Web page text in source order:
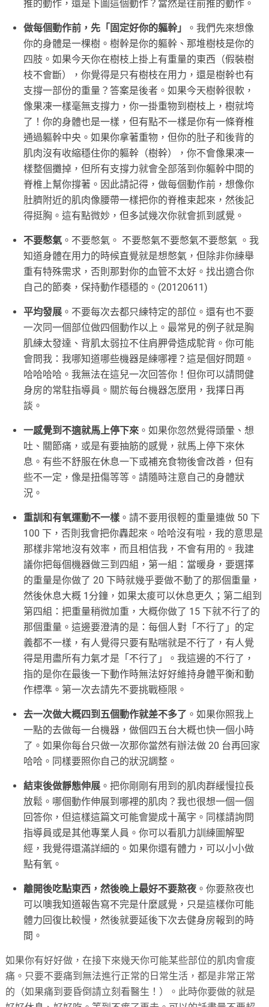
推的動作，還是下圖這個動作？當然是往前推的動作。
做每個動作前，先「固定好你的軀幹」
。我們先來想像
你的身體是一棵樹。樹幹是你的軀幹、那堆樹枝是你的
四肢。如果今天你在樹枝上掛上有重量的東西（假裝樹
枝不會斷），你覺得是只有樹枝在用力，還是樹幹也有
支撐一部份的重量？答案是後者。如果今天樹幹很軟，
像果凍一樣毫無支撐力，你一掛重物到樹枝上，樹就垮
了！你的身體也是一樣，但有點不一樣是你有一條脊椎
通過軀幹中央。如果你拿著重物，但你的肚子和後背的
肌肉沒有收縮穩住你的軀幹（樹幹），你不會像果凍一
樣整個攤掉，但所有支撐力就會全部落到你軀幹中間的
脊椎上幫你撐著。因此請記得，做每個動作前，想像你
肚臍附近的肌肉像腰帶一樣把你的脊椎束起來，然後記
得挺胸。這有點微妙，但多試幾次你就會抓到感覺。
不要憋氣 。不要憋氣。 不要憋氣不要憋氣不要憋氣 。我
知道身體在用力的時候直覺就是想憋氣，但除非你練舉
重有特殊需求，否則那對你的血管不太好。找出適合你
自己的節奏，保持動作穩穩的。(20120611)
平均發展 。不要每次去都只練特定的部位。還有也不要
一次同一個部位做四個動作以上。最常見的例子就是胸
肌練太發達、背肌太弱拉不住肩胛骨造成駝背。你可能
會問我：我哪知道哪些機器是練哪裡？這是個好問題。
哈哈哈哈。我無法在這兒一次回答你！但你可以請問健
身房的常駐指導員。關於每台機器怎麼用，我擇日再
談。
一感覺到不適就馬上停下來 。如果你忽然覺得頭暈、想
吐、關節痛，或是有要抽筋的感覺，就馬上停下來休
息。有些不舒服在休息一下或補充食物後會改善，但有
些不一定，像是扭傷等等。請隨時注意自己的身體狀
況。
重訓和有氧運動不一樣 。請不要用很輕的重量連做 50 下
100 下，否則我會把你轟起來。哈哈沒有啦，我的意思是
那樣非常地沒有效率，而且相信我，不會有用的。我建
議你把每個機器做三到四組，第一組：當暖身，要選擇
的重量是你做了 20 下時就幾乎要做不動了的那個重量，
然後休息大概 1分鐘，如果太痠可以休息更久；第二組到
第四組：把重量稍微加重，大概你做了 15 下就不行了的
那個重量。這邊要澄清的是：每個人對「不行了」的定
義都不一樣，有人覺得只要有點喘就是不行了，有人覺
得是用盡所有力氣才是「不行了」。我這邊的不行了，
指的是你在最後一下動作時無法好好維持身體平衡和動
作標準。第一次去請先不要挑戰極限。
去一次做大概四到五個動作就差不多了 。如果你照我上
一點的去做每一台機器，做個四五台大概也快一個小時
了。如果你每台只做一次那你當然有辦法做 20 台再回家
哈哈。同樣要照你自己的狀況調整。
結束後做靜態伸展 。把你剛剛有用到的肌肉群緩慢拉長
放鬆。哪個動作伸展到哪裡的肌肉？我也很想一個一個
回答你，但這樣這篇文可能會變成十萬字。同樣請詢問
指導員或是其他專業人員。你可以看肌力訓練圖解聖
經，我覺得還滿詳細的。如果你還有體力，可以小小做
點有氧。
離開後吃點東西，然後晚上最好不要熬夜 。你要熬夜也
可以噢我知道報告寫不完是什麼感覺，只是這樣你可能
體力回復比較慢，然後就要延後下次去健身房報到的時
間。
如果你有好好做，在接下來幾天你可能某些部位的肌肉會痠
痛。只要不要痛到無法進行正常的日常生活，都是非常正常
的（如果痛到要昏倒請立刻看醫生！）。此時你要做的就是